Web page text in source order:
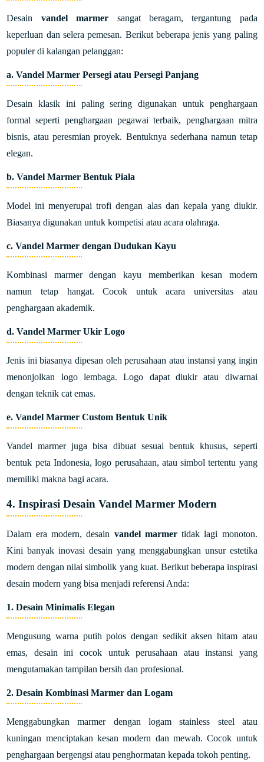
Desain vandel marmer sangat beragam, tergantung pada
keperluan dan selera pemesan. Berikut beberapa jenis yang paling
populer di kalangan pelanggan:
a. Vandel Marmer Persegi atau Persegi Panjang
Desain klasik ini paling sering digunakan untuk penghargaan
formal seperti penghargaan pegawai terbaik, penghargaan mitra
bisnis, atau peresmian proyek. Bentuknya sederhana namun tetap
elegan.
b. Vandel Marmer Bentuk Piala
Model ini menyerupai trofi dengan alas dan kepala yang diukir.
Biasanya digunakan untuk kompetisi atau acara olahraga.
c. Vandel Marmer dengan Dudukan Kayu
Kombinasi marmer dengan kayu memberikan kesan modern
namun tetap hangat. Cocok untuk acara universitas atau
penghargaan akademik.
d. Vandel Marmer Ukir Logo
Jenis ini biasanya dipesan oleh perusahaan atau instansi yang ingin
menonjolkan logo lembaga. Logo dapat diukir atau diwarnai
dengan teknik cat emas.
e. Vandel Marmer Custom Bentuk Unik
Vandel marmer juga bisa dibuat sesuai bentuk khusus, seperti
bentuk peta Indonesia, logo perusahaan, atau simbol tertentu yang
memiliki makna bagi acara.
4. Inspirasi Desain Vandel Marmer Modern
Dalam era modern, desain vandel marmertidak lagi monoton.
Kini banyak inovasi desain yang menggabungkan unsur estetika
modern dengan nilai simbolik yang kuat. Berikut beberapa inspirasi
desain modern yang bisa menjadi referensi Anda:
1. Desain Minimalis Elegan
Mengusung warna putih polos dengan sedikit aksen hitam atau
emas, desain ini cocok untuk perusahaan atau instansi yang
mengutamakan tampilan bersih dan profesional.
2. Desain Kombinasi Marmer dan Logam
Menggabungkan marmer dengan logam stainless steel atau
kuningan menciptakan kesan modern dan mewah. Cocok untuk
penghargaan bergengsi atau penghormatan kepada tokoh penting.